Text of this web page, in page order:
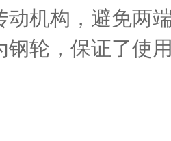
动机构，避免两
钢轮，保证了使